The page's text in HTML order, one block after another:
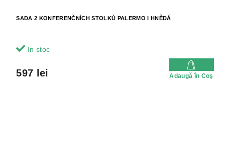
SADA 2 KONFERENČNÍCH STOLKŮ PALERMO I HNĚDÁ
In stoc
597 lei Adaugă în Coş